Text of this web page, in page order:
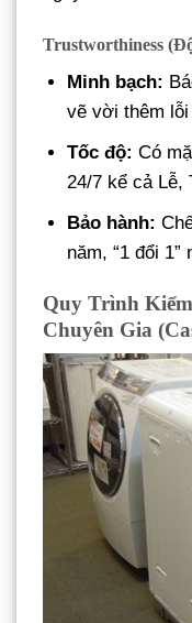
Trustworthiness
Minh bạch:
vẽ vời thêm
Tốc độ: Có
24/7 kể cả Lễ,
Bảo hành:
năm, “1 đổi 1”
Quy Trình
Chuyên Gia